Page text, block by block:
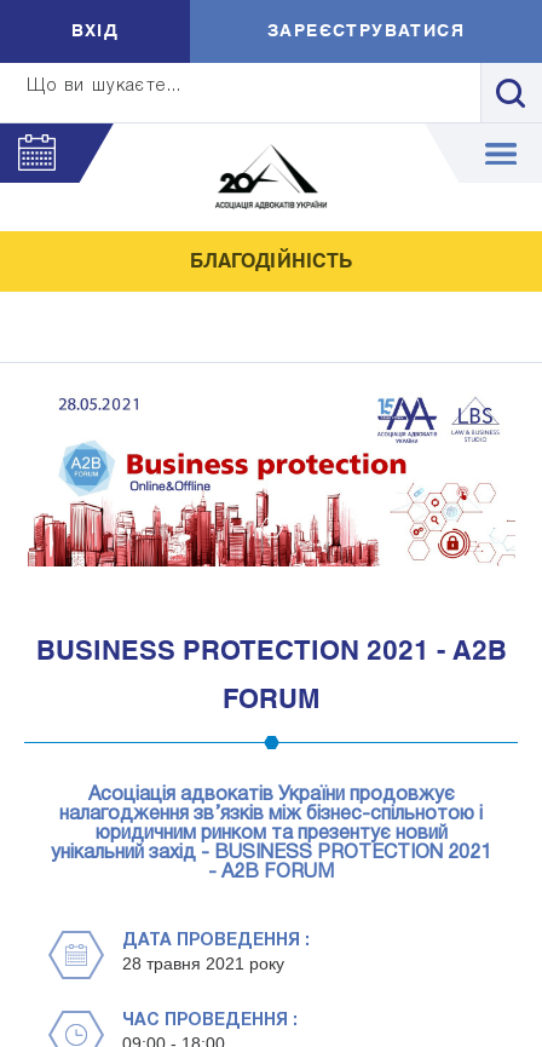
Що ви шукаєте...
ВXIД ЗАРЕЄСТРУВАТИСЯ
БЛАГОДІЙНІСТЬ
1
BUSINESS PROTECTION 2021 - A2B
FORUM
Асоціація адвокатів України продовжує
налагодження зв’язків між бізнес-спільнотою і
юридичним ринком та презентує новий
унікальний захід - BUSINESS PROTECTION 2021
- A2B FORUM
ДАТА ПРОВЕДЕННЯ :
28 травня 2021 року
ЧАС ПРОВЕДЕННЯ :